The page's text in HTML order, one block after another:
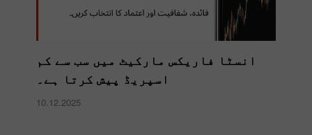
انسٹا فاریکس مارکیٹ میں سب سے کم
اسپریڈ پیش کرتا ہے۔
10.12.2025